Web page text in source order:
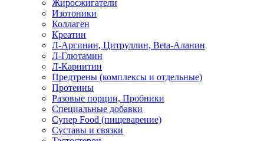
Жиросжигатели
Изотоники
Коллаген
Креатин
Л-Аргинин, Цитруллин, Beta-Аланин
Л-Глютамин
Л-Карнитин
Предтрены (комплексы и отдельные)
Протеины
Разовые порции, Пробники
Специальные добавки
Супер Food (пищеварение)
Суставы и связки